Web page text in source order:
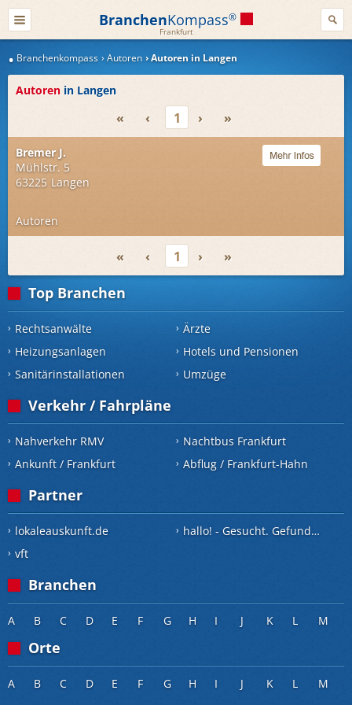
BranchenKompass®
Frankfurt
Branchenkompass Autoren Autoren in Langen
Autoren in Langen
« ‹ 1 › »
Bremer J.
Mühlstr. 5
63225 Langen
Autoren
« ‹ 1 › »
Top Branchen
Rechtsanwälte Ärzte
Heizungsanlagen
Hotels und Pensionen
Sanitärinstallationen
Umzüge
Verkehr / Fahrpläne
Nahverkehr RMV Nachtbus Frankfurt
Ankunft / Frankfurt
Abflug / Frankfurt-Hahn
Partner
lokaleauskunft.de hallo! - Gesucht. Gefunden.
vft
Branchen
A B C D E F G H I J K L M
Orte
A B C D E F G H I J K L M